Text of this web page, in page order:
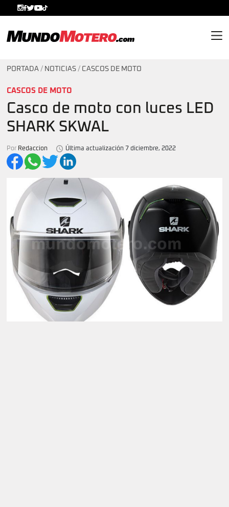
PORTADA / NOTICIAS / CASCOS DE MOTO
CASCOS DE MOTO
Casco de moto con luces LED
SHARK SKWAL
Por Redaccion Última actualización 7 diciembre, 2022